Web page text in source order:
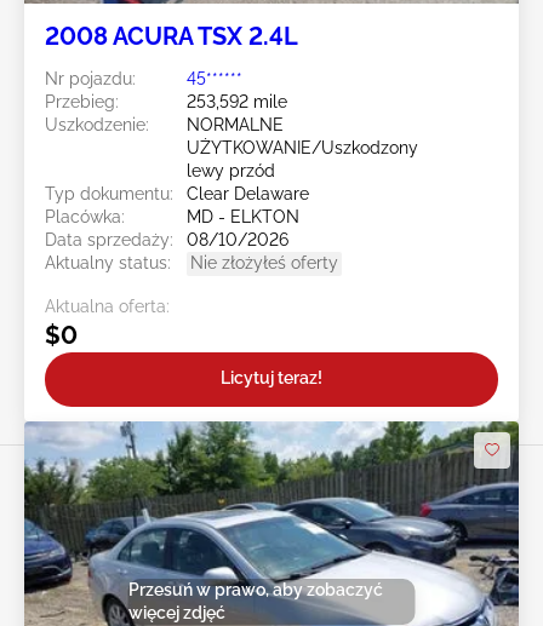
2008 ACURA TSX 2.4L
Nr pojazdu:
45******
Przebieg:
253,592 mile
Uszkodzenie:
NORMALNE
UŻYTKOWANIE/Uszkodzony
lewy przód
Typ dokumentu:
Clear Delaware
Placówka:
MD - ELKTON
Data sprzedaży:
08/10/2026
Aktualny status:
Nie złożyłeś oferty
Aktualna oferta:
$0
Licytuj teraz!
Przesuń w prawo, aby zobaczyć
więcej zdjęć